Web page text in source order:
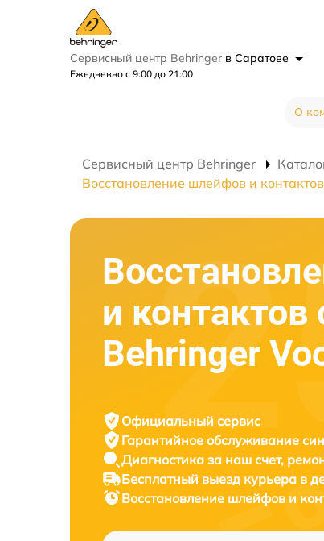
Сервисный центр Behringer в Саратове
Ежедневно с 9:00 до 21:00
О
Сервисный центр Behringer
Восстановление шлейфов и контактов
и контактов
Behringer
Официальный сервис
Гарантийное обслуживание
Диагностика за наш счет,
Бесплатный выезд курьера в
Восстановление шлейфов и